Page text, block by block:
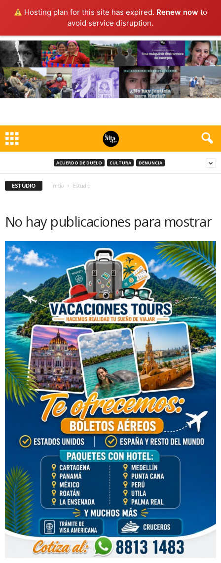
Hosting plan for this site has expired. Renew now to
avoid service disruption.
ACUERDO DE DUELO CULTURA DENUNCIA
ESTUDIO Inicio Estudio
No hay publicaciones para mostrar